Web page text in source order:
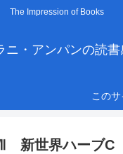
The Impression of Books
ニ・アンパンの読書
この
新世界ハーブC